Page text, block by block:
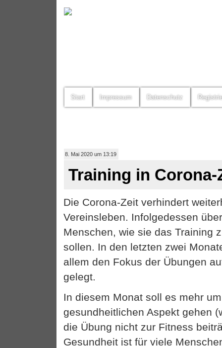
Start Impressum Datenschutz
8. Mai 2020 um 13:19
Training in Corona-
Die Corona-Zeit verhindert
Vereinsleben. Infolgedessen
Menschen, wie sie das Training
sollen. In den letzten zwei
allem den Fokus der Übungen
gelegt.
In diesem Monat soll es mehr
gesundheitlichen Aspekt gehen
die Übung nicht zur Fitness
Gesundheit ist für viele